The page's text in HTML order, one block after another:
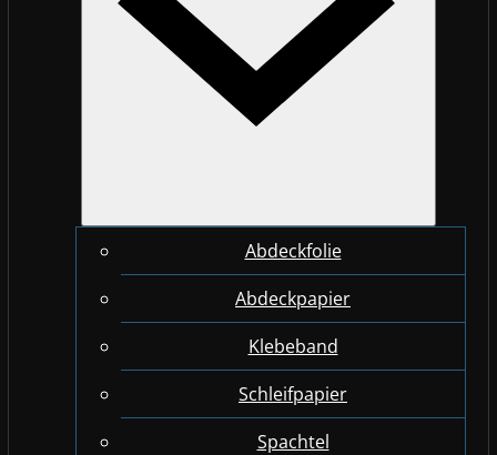
Abdeckfolie
Abdeckpapier
Klebeband
Schleifpapier
Spachtel